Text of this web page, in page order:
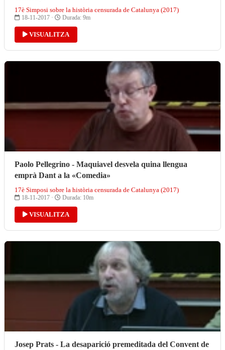
17è Simposi sobre la història censurada de Catalunya (2017)
18-11-2017 · Durada: 9m
VISUALITZA
Paolo Pellegrino - Maquiavel desvela quina llengua
emprà Dant a la «Comedia»
17è Simposi sobre la història censurada de Catalunya (2017)
18-11-2017 · Durada: 10m
VISUALITZA
Josep Prats - La desaparició premeditada del Convent de